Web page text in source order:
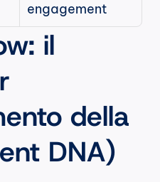
engagement
il
della
DNA)